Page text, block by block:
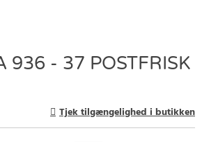
936 - 37 POSTFRISK
Tjek tilgængelighed i butikken